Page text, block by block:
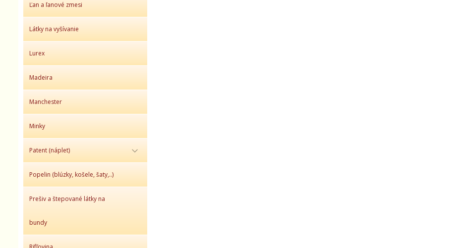
Ľan a ľanové zmesi
Látky na vyšívanie
Lurex
Madeira
Manchester
Minky
Patent (náplet)
Popelin (blúzky, košele, šaty,..)
Prešiv a štepované látky na
bundy